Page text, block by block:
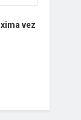
vez